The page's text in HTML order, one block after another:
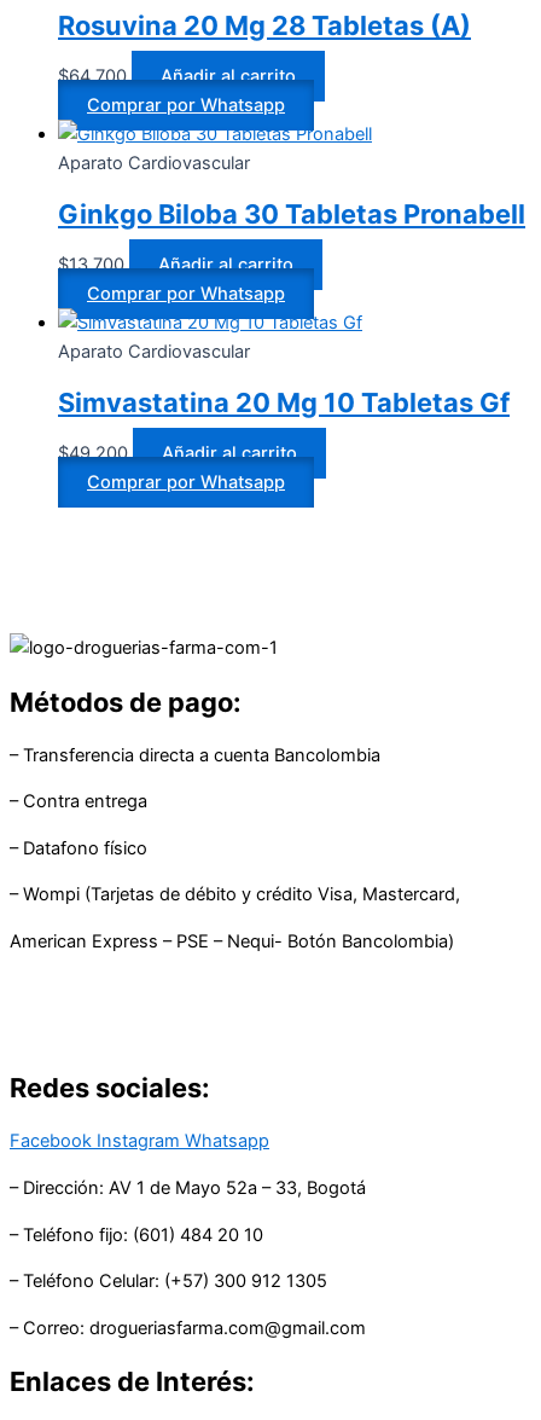
Rosuvina 20 Mg 28 Tabletas (A)
$64.700
Añadir al carrito
Comprar por Whatsapp
Aparato Cardiovascular
Ginkgo Biloba 30 Tabletas Pronabell
$13.700
Añadir al carrito
Comprar por Whatsapp
Aparato Cardiovascular
Simvastatina 20 Mg 10 Tabletas Gf
$49.200
Añadir al carrito
Comprar por Whatsapp
Métodos de pago:
– Transferencia directa a cuenta Bancolombia
– Contra entrega
– Datafono físico
– Wompi (Tarjetas de débito y crédito Visa, Mastercard,
American Express – PSE – Nequi- Botón Bancolombia)
Redes sociales:
Facebook Instagram Whatsapp
– Dirección: AV 1 de Mayo 52a – 33, Bogotá
– Teléfono fijo: (601) 484 20 10
– Teléfono Celular: (+57) 300 912 1305
– Correo: drogueriasfarma.com@gmail.com
Enlaces de Interés: